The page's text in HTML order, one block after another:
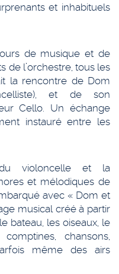
et inhabituels
de musique et de
de l’orchestre, tous les
la rencontre de Dom
et de son
Cello. Un échange
instauré entre les
violoncelle et la
et mélodiques de
avec « Dom et
musical créé à partir
bateau, les oiseaux, le
chansons,
même des airs